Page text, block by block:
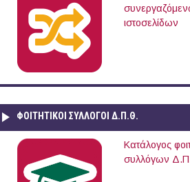
Youth-Forum στη Βόννη της Γερμανίας
ιστοσελίδων
ΦΟΙΤΗΤΙΚΟΙ ΣΥΛΛΟΓΟΙ Δ.Π.Θ.
Κατάλογος
συλλόγων